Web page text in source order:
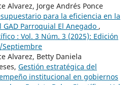
Alvarez, Jorge Andrés Ponce
para la eficiencia en la
Parroquial El Anegado ,
: Vol. 3 Núm. 3 (2025): Edición
Septiembre
Alvarez, Betty Daniela
Gestión estratégica del
institucional en gobiernos